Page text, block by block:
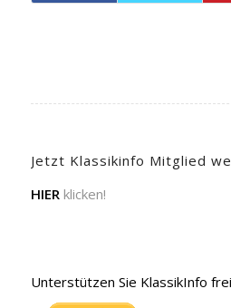
Jetzt Klassikinfo Mitglied
HIER klicken!
Unterstützen Sie KlassikInfo